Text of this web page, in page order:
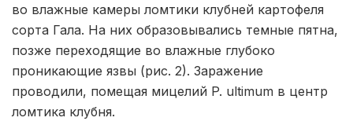
во влажные камеры ломтики клубней картофеля
сорта Гала. На них образовывались темные пятна,
позже переходящие во влажные глубоко
проникающие язвы (рис. 2). Заражение
проводили, помещая мицелий P. ultimum в центр
ломтика клубня.